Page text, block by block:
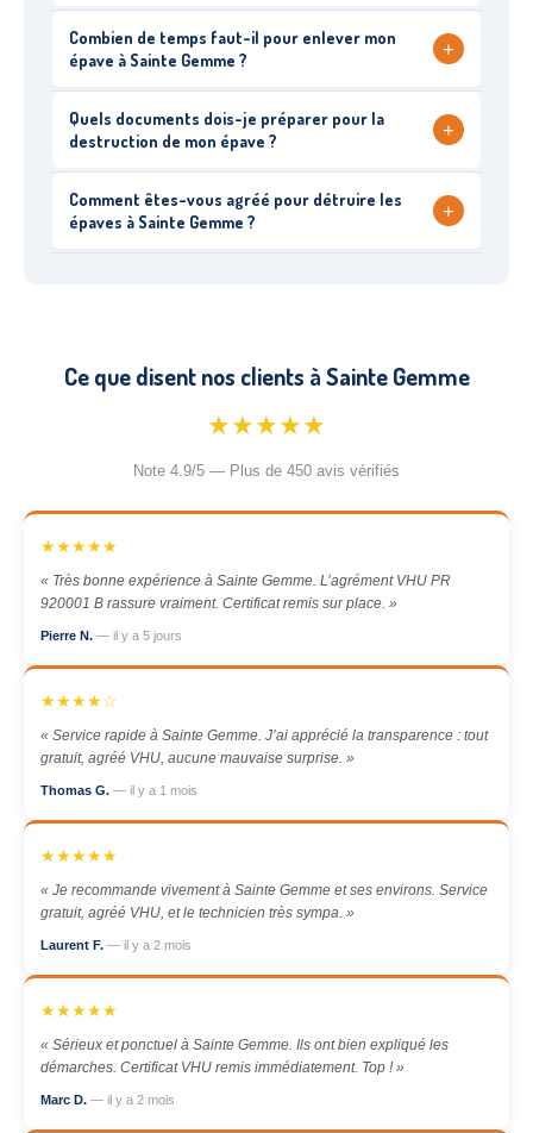
Combien de temps faut-il pour enlever mon
épave à Sainte Gemme ?
+
Quels documents dois-je préparer pour la
destruction de mon épave ?
+
Comment êtes-vous agréé pour détruire les
épaves à Sainte Gemme ?
+
Ce que disent nos clients à Sainte Gemme
★★★★★
Note 4.9/5 — Plus de 450 avis vérifiés
★★★★★
« Très bonne expérience à Sainte Gemme. L’agrément VHU PR
920001 B rassure vraiment. Certificat remis sur place. »
Pierre N. — il y a 5 jours
★★★★☆
« Service rapide à Sainte Gemme. J’ai apprécié la transparence : tout
gratuit, agréé VHU, aucune mauvaise surprise. »
Thomas G. — il y a 1 mois
★★★★★
« Je recommande vivement à Sainte Gemme et ses environs. Service
gratuit, agréé VHU, et le technicien très sympa. »
Laurent F. — il y a 2 mois
★★★★★
« Sérieux et ponctuel à Sainte Gemme. Ils ont bien expliqué les
démarches. Certificat VHU remis immédiatement. Top ! »
Marc D. — il y a 2 mois